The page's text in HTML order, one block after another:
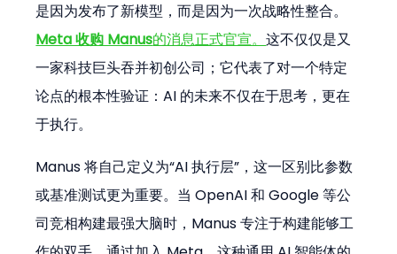
是因为发布了新模型，而是因为一次战略性整合。
Meta 收购 Manus的消息正式官宣。这不仅仅是又
一家科技巨头吞并初创公司；它代表了对一个特定
论点的根本性验证：AI 的未来不仅在于思考，更在
于执行。
Manus 将自己定义为“AI 执行层”，这一区别比参数
或基准测试更为重要。当 OpenAI 和 Google 等公
司竞相构建最强大脑时，Manus 专注于构建能够工